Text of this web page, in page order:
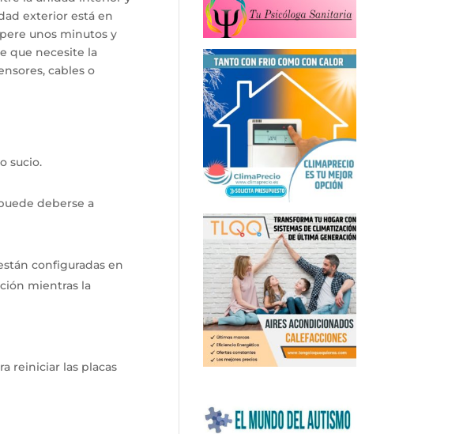
exterior está en
unos minutos y
que necesite la
cables o
sucio.
deberse a
configuradas en
mientras la
reiniciar las placas